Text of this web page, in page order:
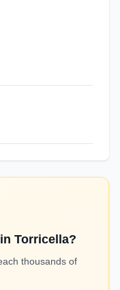
Torricella?
thousands of